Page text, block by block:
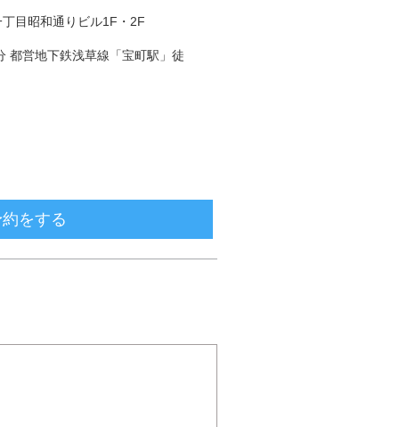
目昭和通りビル1F・2F
都営地下鉄浅草線「宝町駅」徒
をする